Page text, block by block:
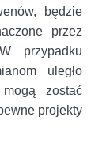
będzie
przez
przypadku
uległo
zostać
projekty